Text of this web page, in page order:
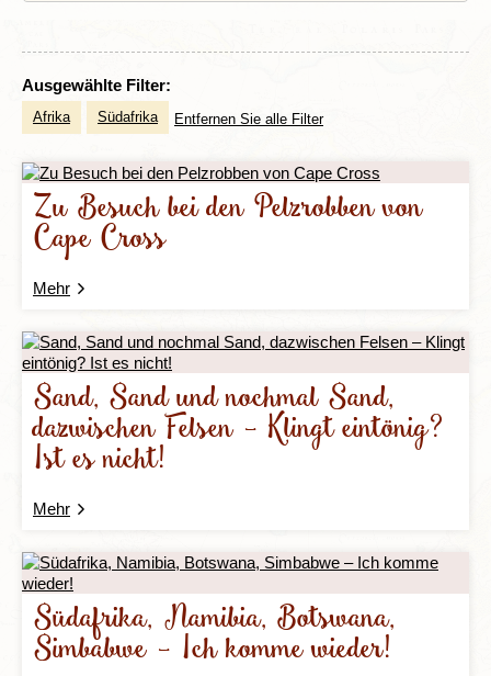
Ausgewählte Filter:
Afrika Südafrika Entfernen Sie alle Filter
Zu Besuch bei den Pelzrobben von
Cape Cross
Mehr
Sand, Sand und nochmal Sand,
dazwischen Felsen – Klingt eintönig?
Ist es nicht!
Mehr
Südafrika, Namibia, Botswana,
Simbabwe – Ich komme wieder!